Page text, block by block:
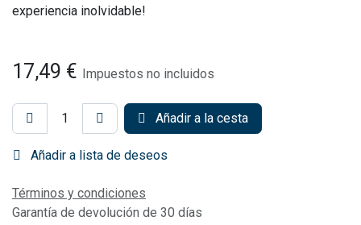
experiencia inolvidable!
17,49 € Impuestos no incluidos
Añadir a la cesta
Añadir a lista de deseos
Términos y condiciones
Garantía de devolución de 30 días